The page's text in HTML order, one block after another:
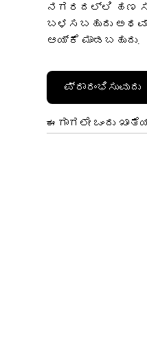
ನಗರದಲ್ಲಿ ಹಣ
ಬಳಸಬಹುದು
ಆಯ್ಕೆ ಮಾಡಬಹುದು.
ಪ್ರಾರಂಭಿಸುವುದು
ಈಗಾಗಲೇ ಒಂದು